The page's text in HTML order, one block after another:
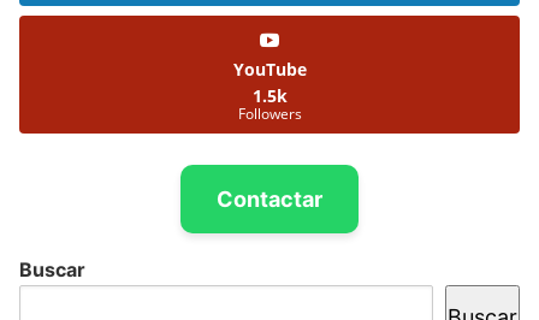
YouTube
1.5k
Followers
Contactar
Buscar